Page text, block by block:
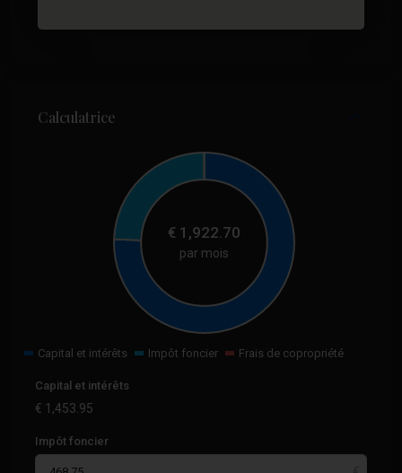
Calculatrice
€ 1,922.70
par mois
Capital et intérêts Impôt foncier Frais de copropriété
Capital et intérêts
€ 1,453.95
Impôt foncier